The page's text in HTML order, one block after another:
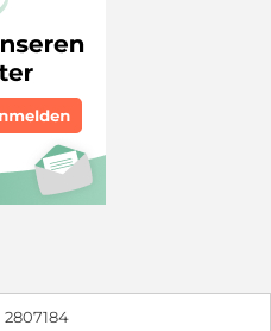
2807184